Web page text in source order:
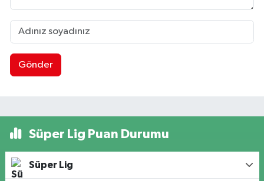
Gönder
Süper Lig Puan Durumu
Süper Lig